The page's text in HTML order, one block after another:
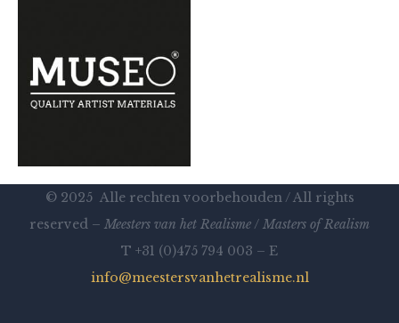
© 2025 Alle rechten voorbehouden / All rights
reserved – Meesters van het Realisme / Masters of Realism
T +31 (0)475 794 003 – E
info@meestersvanhetrealisme.nl